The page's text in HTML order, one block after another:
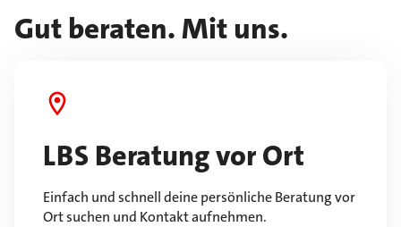
Gut beraten. Mit uns.
LBS Beratung vor Ort
Einfach und schnell deine persönliche Beratung vor
Ort suchen und Kontakt aufnehmen.